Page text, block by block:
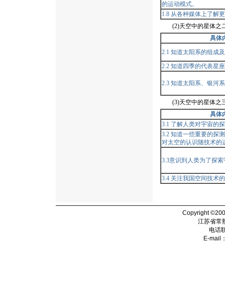
的运动模式。
1.8 从各种媒体上了解
(2)天空中的星体之
具体
2.1 知道太阳系的组成
2.2 知道四季的代表星
2.3 知道太阳系、银河
(3)天空中的星体之
具体
3.1 了解人类对宇宙的
3.2 知道一些重要的探
对太空的认识随技术的
3.3意识到人类为了探
3.4 关注我国空间技术
Copyright
江苏省常
电话
E-mail